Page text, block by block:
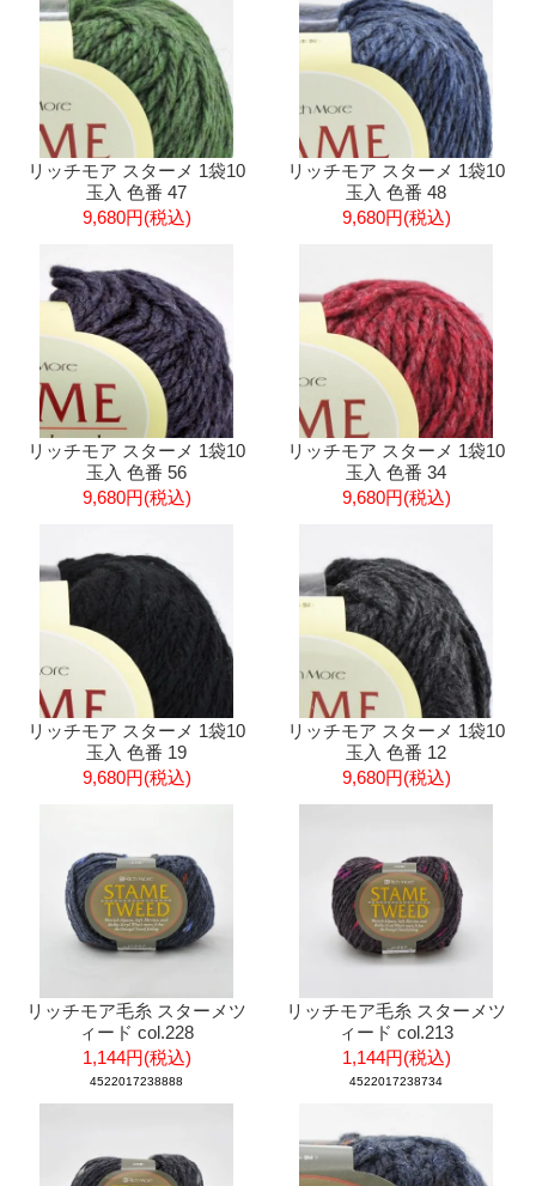
リッチモア スターメ 1袋10
玉入 色番 47
9,680円(税込)
リッチモア スターメ 1袋10
玉入 色番 48
9,680円(税込)
リッチモア スターメ 1袋10
玉入 色番 56
9,680円(税込)
リッチモア スターメ 1袋10
玉入 色番 34
9,680円(税込)
リッチモア スターメ 1袋10
玉入 色番 19
9,680円(税込)
リッチモア スターメ 1袋10
玉入 色番 12
9,680円(税込)
リッチモア毛糸 スターメツ
ィード col.228
1,144円(税込)
4522017238888
リッチモア毛糸 スターメツ
ィード col.213
1,144円(税込)
4522017238734